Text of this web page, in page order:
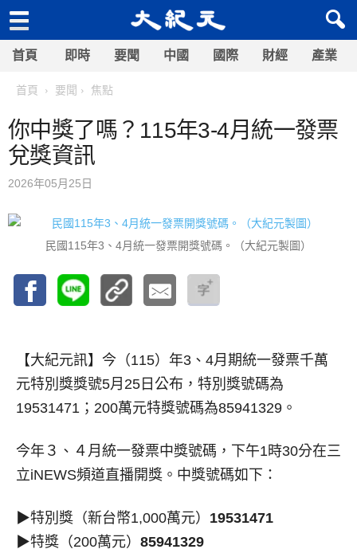
首頁 即時 要聞 中國 國際 財經 產業
首頁 要聞 焦點
你中獎了嗎？115年3-4月統一發票
兌獎資訊
2026年05月25日
民國115年3、4月統一發票開獎號碼。（大紀元製圖）
【大紀元訊】 今（115）年3、4月期統一發票千萬
元特別獎獎號5月25日公布，特別獎號碼為
19531471；200萬元特獎號碼為85941329。
今年３、４月統一發票中獎號碼，下午1時30分在三
立iNEWS頻道直播開獎。中獎號碼如下：
▶特別獎（新台幣1,000萬元） 19531471
▶特獎（200萬元） 85941329